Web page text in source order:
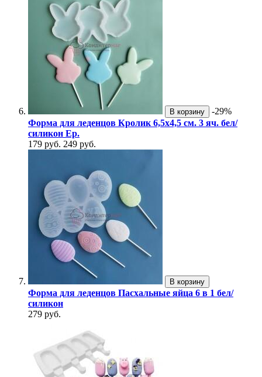
В корзину
-29%
Форма для леденцов Кролик 6,5х4,5 см. 3 яч. бел/
силикон Ер.
179 руб. 249 руб.
В корзину
Форма для леденцов Пасхальные яйца 6 в 1 бел/
силикон
279 руб.